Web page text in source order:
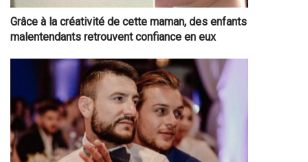
Grâce à la créativité de cette maman, des enfants
malentendants retrouvent confiance en eux